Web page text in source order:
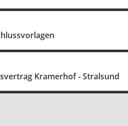
Kramerhof - Stralsund